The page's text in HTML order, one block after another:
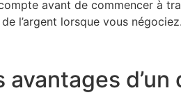
avant de commencer à
l’argent lorsque vous
avantages